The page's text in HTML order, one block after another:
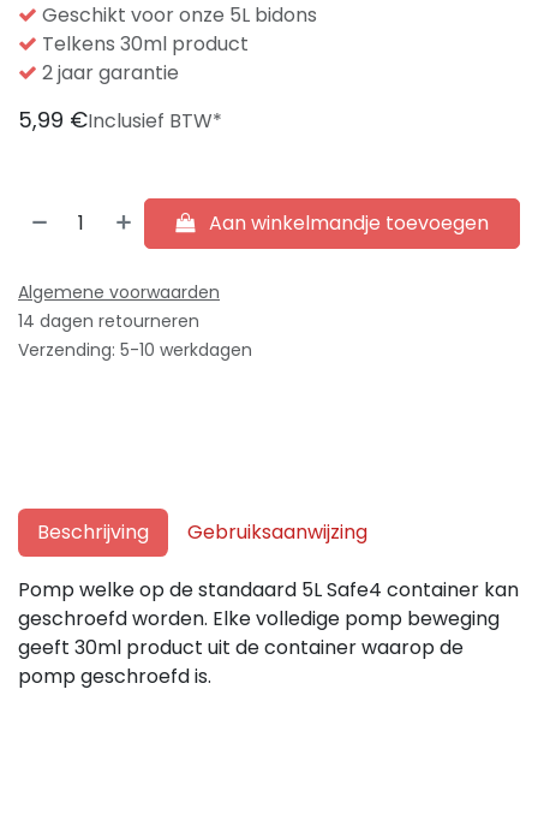
Geschikt voor onze 5L bidons
Telkens 30ml product
2 jaar garantie
5,99 €Inclusief BTW*
Aan winkelmandje toevoegen
Algemene voorwaarden
14 dagen retourneren
Verzending: 5-10 werkdagen
Beschrijving Gebruiksaanwijzing
Pomp welke op de standaard 5L Safe4 container kan
geschroefd worden. Elke volledige pomp beweging
geeft 30ml product uit de container waarop de
pomp geschroefd is.